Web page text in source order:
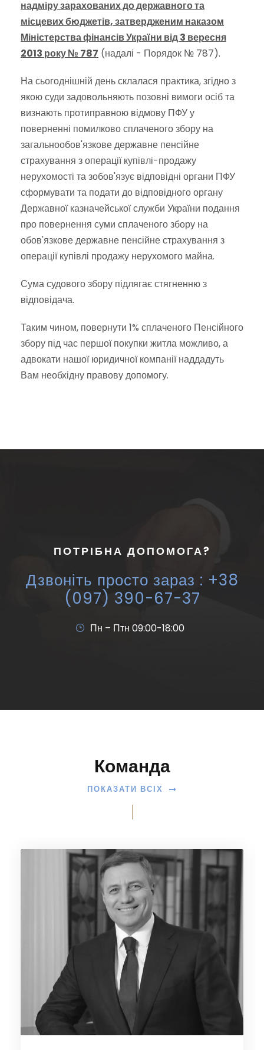
надміру зарахованих до державного та
місцевих бюджетів, затвердженим наказом
Міністерства фінансів України від 3 вересня
2013 року № 787 (надалі - Порядок № 787).
На сьогоднішній день склалася практика, згідно з
якою суди задовольняють позовні вимоги осіб та
визнають протиправною відмову ПФУ у
поверненні помилково сплаченого збору на
загальнообов'язкове державне пенсійне
страхування з операції купівлі-продажу
нерухомості та зобов'язує відповідні органи ПФУ
сформувати та подати до відповідного органу
Державної казначейської служби України подання
про повернення суми сплаченого збору на
обов'язкове державне пенсійне страхування з
операції купівлі продажу нерухомого майна.
Сума судового збору підлягає стягненню з
відповідача.
Таким чином, повернути 1% сплаченого Пенсійного
збору під час першої покупки житла можливо, а
адвокати нашої юридичної компанії наддадуть
Вам необхідну правову допомогу.
ПОТРІБНА ДОПОМОГА?
Дзвоніть просто зараз : +38
(097) 390-67-37
Пн – Птн 09:00-18:00
Команда
ПОКАЗАТИ ВСІХ